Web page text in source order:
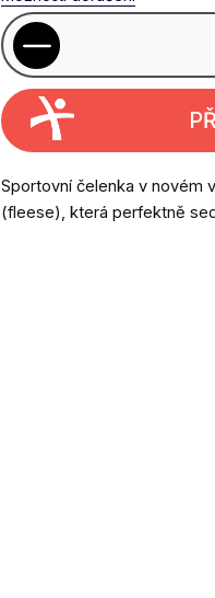
Sportovní čelenka v novém
(fleese), která perfektně